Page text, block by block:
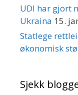
UDI har gjort
Ukraina 15.
Statlege
økonomisk
Sjekk